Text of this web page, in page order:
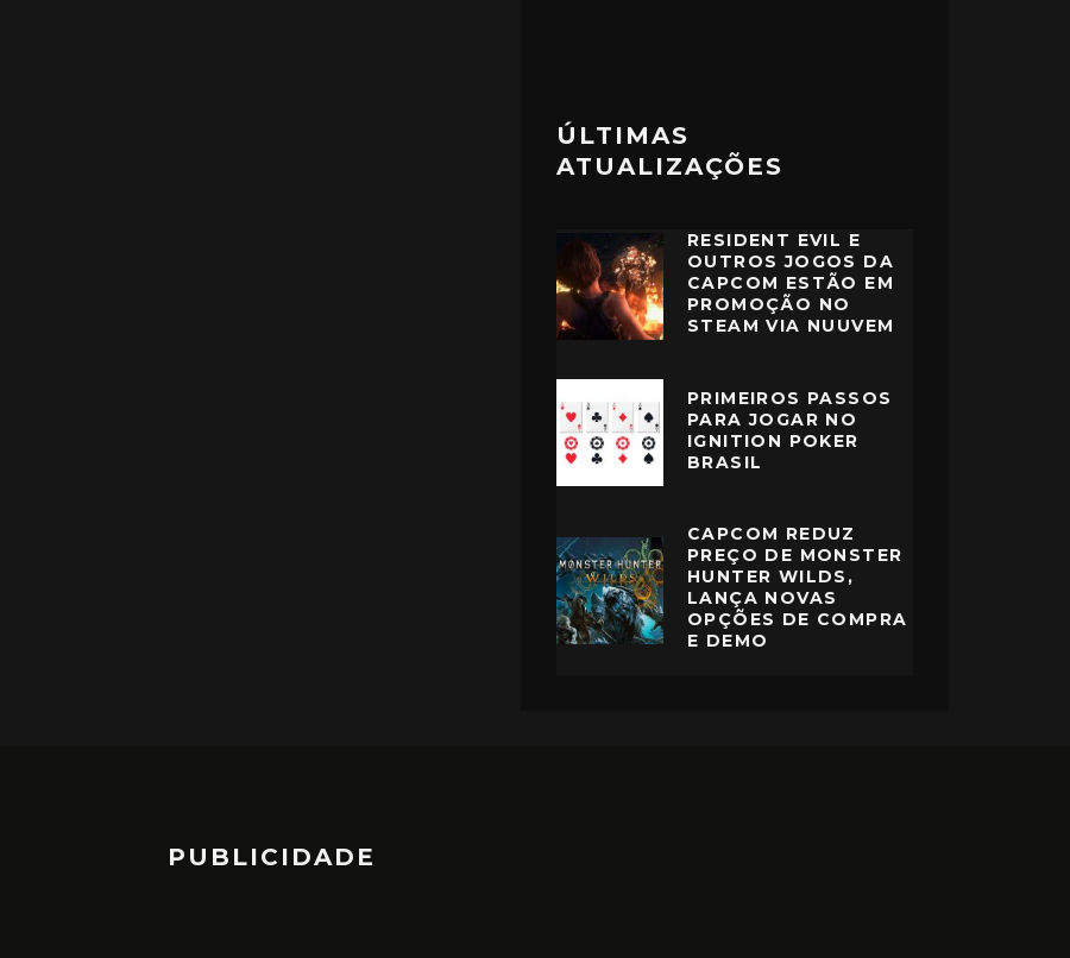
ÚLTIMAS
ATUALIZAÇÕES
RESIDENT EVIL E
OUTROS JOGOS DA
CAPCOM ESTÃO EM
PROMOÇÃO NO
STEAM VIA NUUVEM
PRIMEIROS PASSOS
PARA JOGAR NO
IGNITION POKER
BRASIL
CAPCOM REDUZ
PREÇO DE MONSTER
HUNTER WILDS,
LANÇA NOVAS
OPÇÕES DE COMPRA
E DEMO
PUBLICIDADE